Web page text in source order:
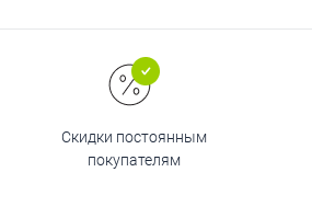
Скидки постоянным
покупателям